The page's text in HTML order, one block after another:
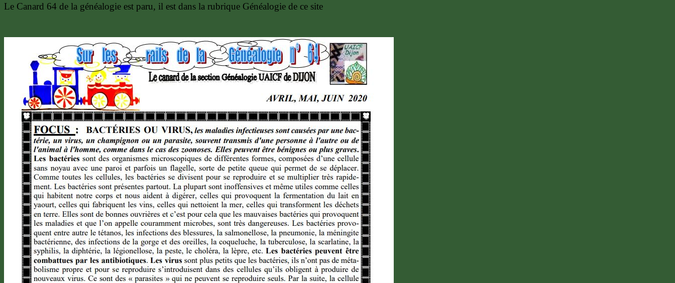
Le Canard 64 de la généalogie est paru, il est dans la rubrique Généalogie de ce site